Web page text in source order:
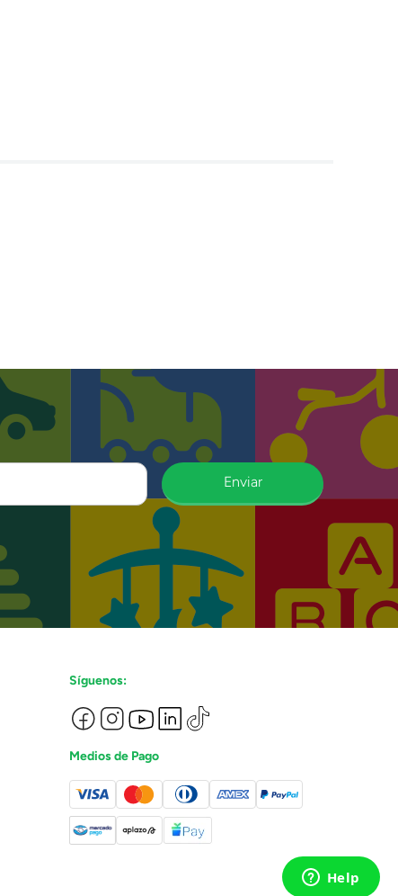
Enviar
Síguenos:
Medios de Pago